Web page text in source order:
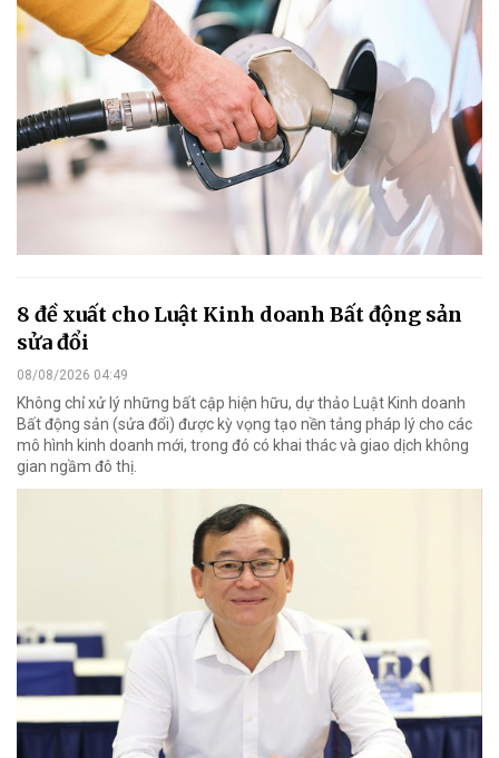
8 đề xuất cho Luật Kinh doanh Bất động sản
sửa đổi
08/08/2026 04:49
Không chỉ xử lý những bất cập hiện hữu, dự thảo Luật Kinh doanh
Bất động sản (sửa đổi) được kỳ vọng tạo nền tảng pháp lý cho các
mô hình kinh doanh mới, trong đó có khai thác và giao dịch không
gian ngầm đô thị.